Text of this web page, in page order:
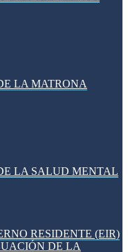
LA MATRONA
LA SALUD MENTAL
RESIDENTE (EIR)
DE LA